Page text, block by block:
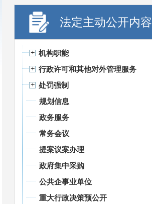
法定主动公开内容
机构职能
行政许可和其他对外管理服务
处罚强制
规划信息
政务服务
常务会议
提案议案办理
政府集中采购
公共企事业单位
重大行政决策预公开